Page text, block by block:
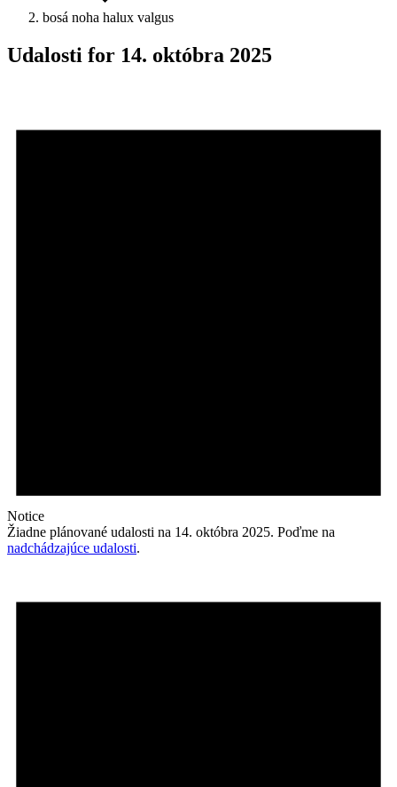
bosá noha halux valgus
Udalosti for 14. októbra 2025
Notice
Žiadne plánované udalosti na 14. októbra 2025. Poďme na
nadchádzajúce udalosti.